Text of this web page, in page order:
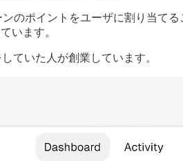
のポイントをユーザに割り当て
います。
ていた人が創業しています。